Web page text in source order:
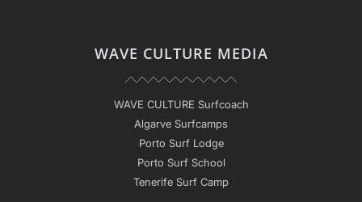
WAVE CULTURE MEDIA
WAVE CULTURE Surfcoach
Algarve Surfcamps
Porto Surf Lodge
Porto Surf School
Tenerife Surf Camp